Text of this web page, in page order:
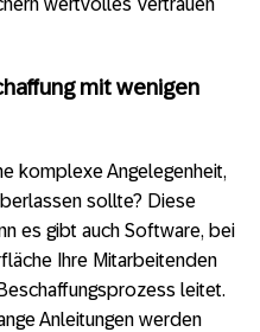
wertvolles Vertrauen
mit wenigen
komplexe Angelegenheit,
sollte? Diese
es gibt auch Software, bei
Ihre Mitarbeitenden
leitet.
Anleitungen werden